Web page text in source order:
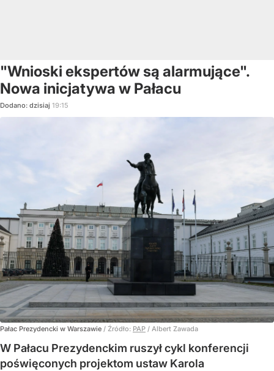
"Wnioski ekspertów są alarmujące".
Nowa inicjatywa w Pałacu
Dodano: dzisiaj 19:15
Pałac Prezydencki w Warszawie / Źródło: PAP / Albert Zawada
W Pałacu Prezydenckim ruszył cykl konferencji
poświęconych projektom ustaw Karola